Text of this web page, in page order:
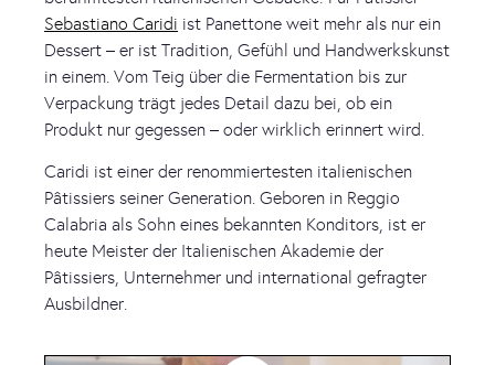
Sebastiano Caridi ist Panettone weit mehr als nur ein
Dessert – er ist Tradition, Gefühl und Handwerkskunst
in einem. Vom Teig über die Fermentation bis zur
Verpackung trägt jedes Detail dazu bei, ob ein
Produkt nur gegessen – oder wirklich erinnert wird.
Caridi ist einer der renommiertesten italienischen
Pâtissiers seiner Generation. Geboren in Reggio
Calabria als Sohn eines bekannten Konditors, ist er
heute Meister der Italienischen Akademie der
Pâtissiers, Unternehmer und international gefragter
Ausbildner.